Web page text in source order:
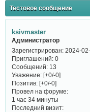
Тестовое сообщение
ksivmaster
Администратор
Зарегистрирован: 2024-
Приглашений:0
Сообщений:13
Уважение: [+0/-0]
Позитив: [+0/-0]
Провел на форуме:
1 час 34 минуты
Последний визит: